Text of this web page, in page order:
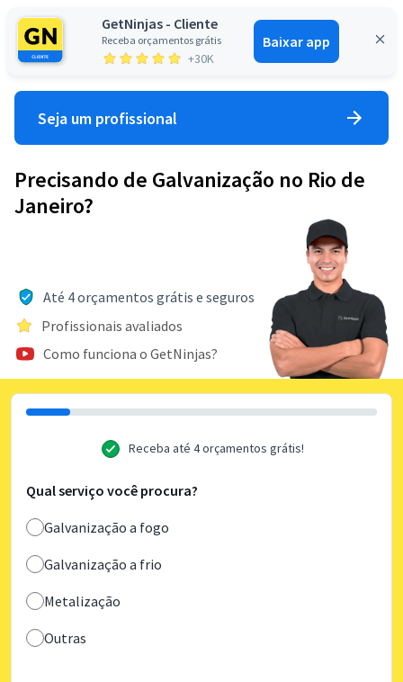
GetNinjas - Cliente
Receba orçamentos grátis
+30K
Baixar app
Entrar
Seja um profissional
Precisando de Galvanização no Rio de
Janeiro?
Até 4 orçamentos grátis e seguros
Profissionais avaliados
Como funciona o GetNinjas?
Receba até 4 orçamentos grátis!
Qual serviço você procura?
Galvanização a fogo
Galvanização a frio
Metalização
Outras